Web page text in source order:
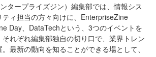
タープライズジン）編集部では、情報シス
ティ担当の方々向けに、EnterpriseZine
Day、DataTechという、3つのイベントを
れぞれ編集部独自の切り口で、業界トレン
最新の動向を知ることができる場として、